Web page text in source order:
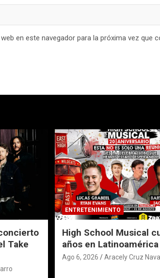
en este navegador para la próxima vez que
Take
ENTRETENIMIENTO
High School Musical
años en Latinoamérica
Ago 6, 2026 Aracely Cruz